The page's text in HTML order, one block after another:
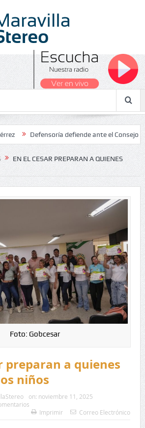
Defensoría defiende ante el Consejo de
EN EL CESAR PREPARAN A QUIENES
Foto: Gobcesar
preparan a quienes
niños
on: noviembre 11, 2025
Imprimir
Correo Electrónico